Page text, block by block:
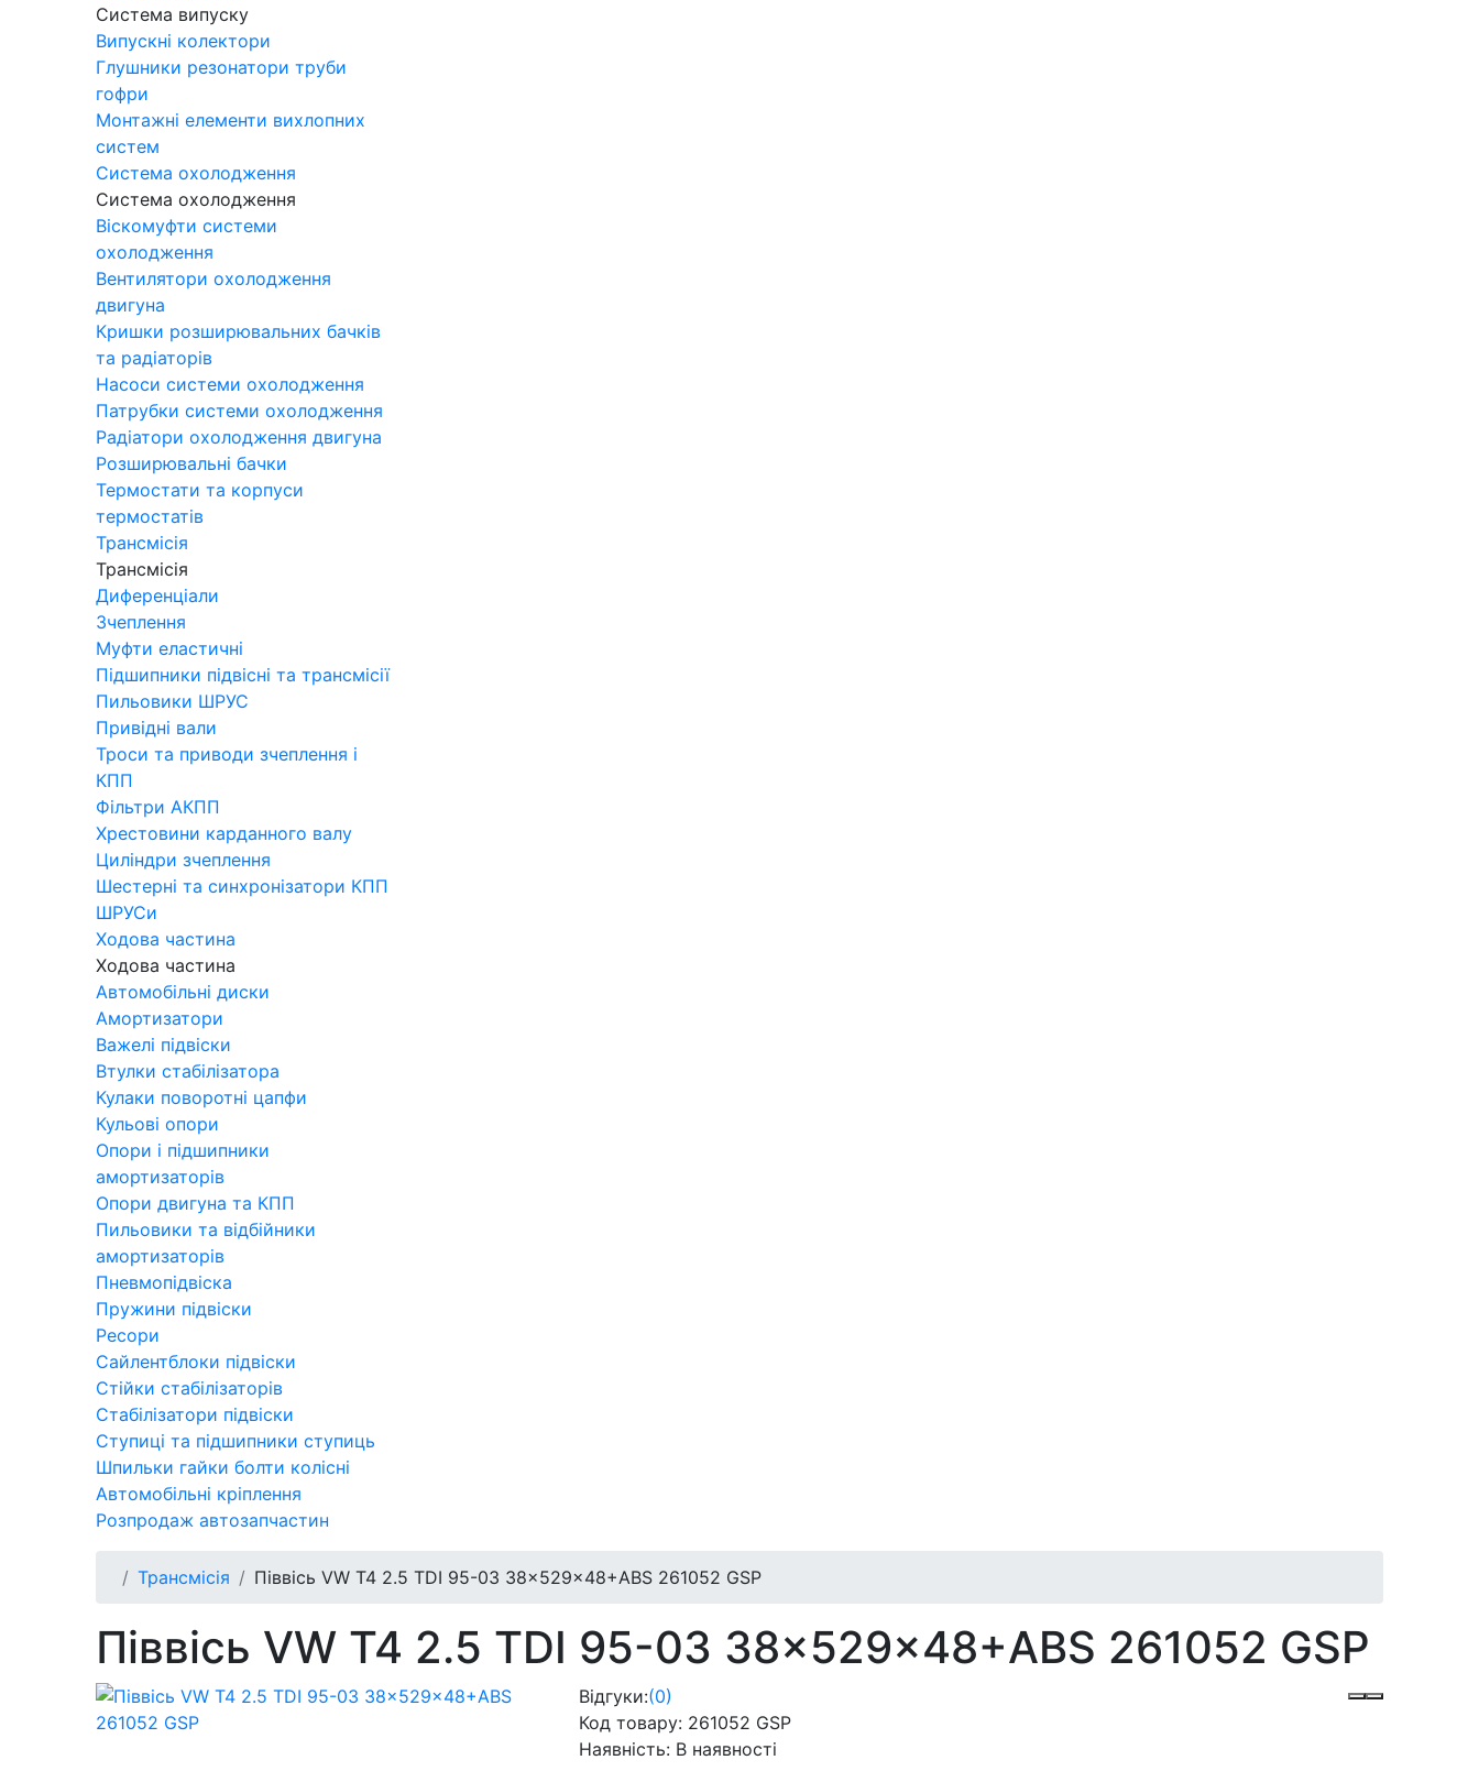
Система випуску
Випускні колектори
Глушники резонатори труби
гофри
Монтажні елементи вихлопних
систем
Система охолодження
Система охолодження
Віскомуфти системи
охолодження
Вентилятори охолодження
двигуна
Кришки розширювальних бачків
та радіаторів
Насоси системи охолодження
Патрубки системи охолодження
Радіатори охолодження двигуна
Розширювальні бачки
Термостати та корпуси
термостатів
Трансмісія
Трансмісія
Диференціали
Зчеплення
Муфти еластичні
Підшипники підвісні та трансмісії
Пильовики ШРУС
Привідні вали
Троси та приводи зчеплення і
КПП
Фільтри АКПП
Хрестовини карданного валу
Циліндри зчеплення
Шестерні та синхронізатори КПП
ШРУСи
Ходова частина
Ходова частина
Автомобільні диски
Амортизатори
Важелі підвіски
Втулки стабілізатора
Кулаки поворотні цапфи
Кульові опори
Опори і підшипники
амортизаторів
Опори двигуна та КПП
Пильовики та відбійники
амортизаторів
Пневмопідвіска
Пружини підвіски
Ресори
Сайлентблоки підвіски
Стійки стабілізаторів
Стабілізатори підвіски
Ступиці та підшипники ступиць
Шпильки гайки болти колісні
Автомобільні кріплення
Розпродаж автозапчастин
Трансмісія Піввісь VW T4 2.5 TDI 95-03 38x529x48+ABS 261052 GSP
Піввісь VW T4 2.5 TDI 95-03 38x529x48+ABS 261052 GSP
Відгуки:(0)
Код товару: 261052 GSP
Наявність: В наявності